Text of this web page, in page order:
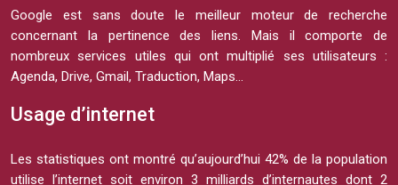
Google est sans doute le meilleur moteur de recherche
concernant la pertinence des liens. Mais il comporte de
nombreux services utiles qui ont multiplié ses utilisateurs :
Agenda, Drive, Gmail, Traduction, Maps…
Usage d’internet
Les statistiques ont montré qu’aujourd’hui 42% de la population
utilise l’internet soit environ 3 milliards d’internautes dont 2